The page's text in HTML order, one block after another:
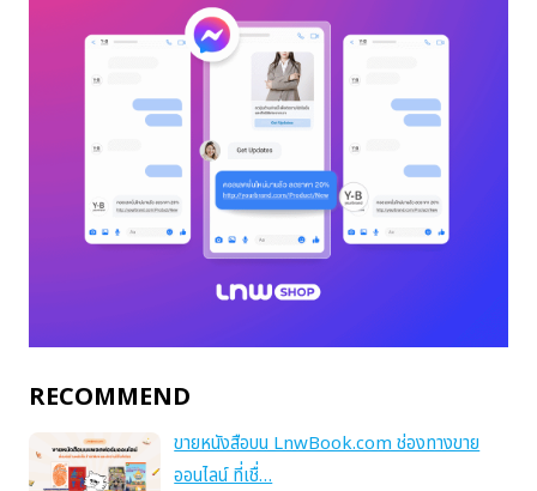
RECOMMEND
ขายหนังสือบน LnwBook.com ช่องทางขาย
ออนไลน์ ที่เชื่…